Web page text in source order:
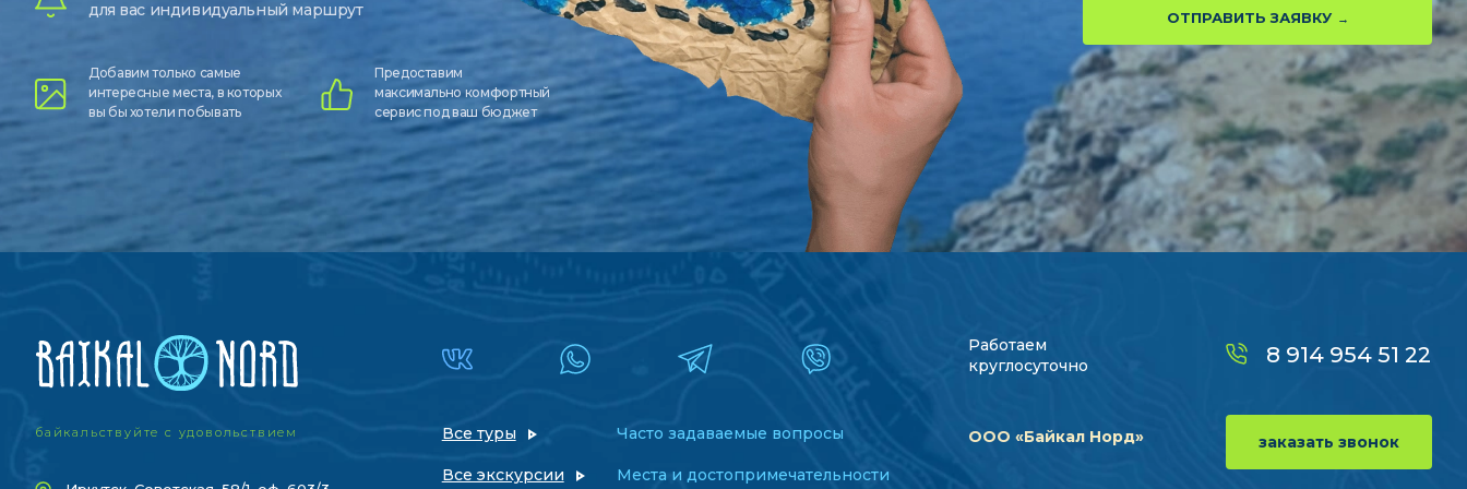
для вас индивидуальный маршрут
Добавим только самые
интересные места, в которых
вы бы хотели побывать
Предоставим
максимально комфортный
сервис под ваш бюджет
ОТПРАВИТЬ ЗАЯВКУ
байкальствуйте с удовольствием Все туры
Все экскурсии
Часто задаваемые вопросы
Места и достопримечательности
Работаем
круглосуточно
ООО «Байкал Норд»
8 914 954 51 22
заказать звонок